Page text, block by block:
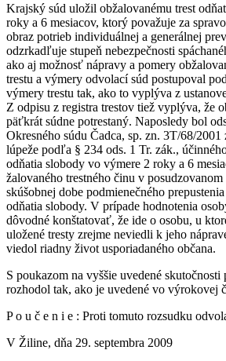
Krajský súd uložil obžalovanému trest
roky a 6 mesiacov, ktorý považuje za
obraz potrieb individuálnej a generálnej
odzrkadľuje stupeň nebezpečnosti
ako aj možnosť nápravy a pomery
trestu a výmery odvolací súd postupoval
výmery trestu tak, ako to vyplýva z
Z odpisu z registra trestov tiež vyplýva, že
päťkrát súdne potrestaný. Naposledy bol
Okresného súdu Čadca, sp. zn. 3T/68/
lúpeže podľa § 234 ods. 1 Tr. zák.,
odňatia slobody vo výmere 2 roky a 6
žalovaného trestného činu v
skúšobnej dobe podmienečného
odňatia slobody. V prípade hodnotenia
dôvodné konštatovať, že ide o osobu, u
uložené tresty zrejme neviedli k jeho
viedol riadny život usporiadaného občana.
S poukazom na vyššie uvedené skutočnosti
rozhodol tak, ako je uvedené vo výrokovej
P o u č e n i e : Proti tomuto rozsudku
V Žiline, dňa 29. septembra 2009